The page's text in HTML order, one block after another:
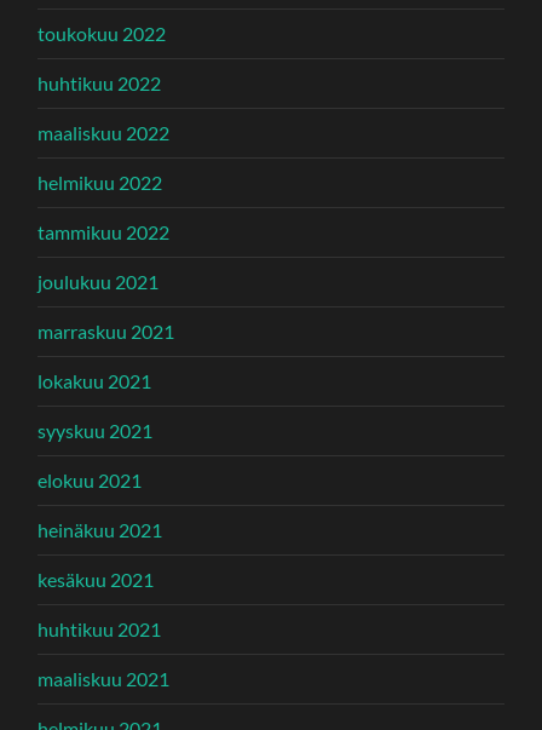
toukokuu 2022
huhtikuu 2022
maaliskuu 2022
helmikuu 2022
tammikuu 2022
joulukuu 2021
marraskuu 2021
lokakuu 2021
syyskuu 2021
elokuu 2021
heinäkuu 2021
kesäkuu 2021
huhtikuu 2021
maaliskuu 2021